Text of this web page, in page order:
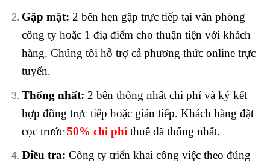
Gặp mặt: 2 bên hẹn gặp trực tiếp tại văn phòng
công ty hoặc 1 điạ điểm cho thuận tiện với khách
hàng. Chúng tôi hỗ trợ cả phương thức online trực
tuyến.
Thống nhất: 2 bên thống nhất chi phí và ký kết
hợp đồng trực tiếp hoặc gián tiếp. Khách hàng đặt
cọc trước 50% chi phíthuê đã thống nhất.
Điều tra: Công ty triển khai công việc theo đúng